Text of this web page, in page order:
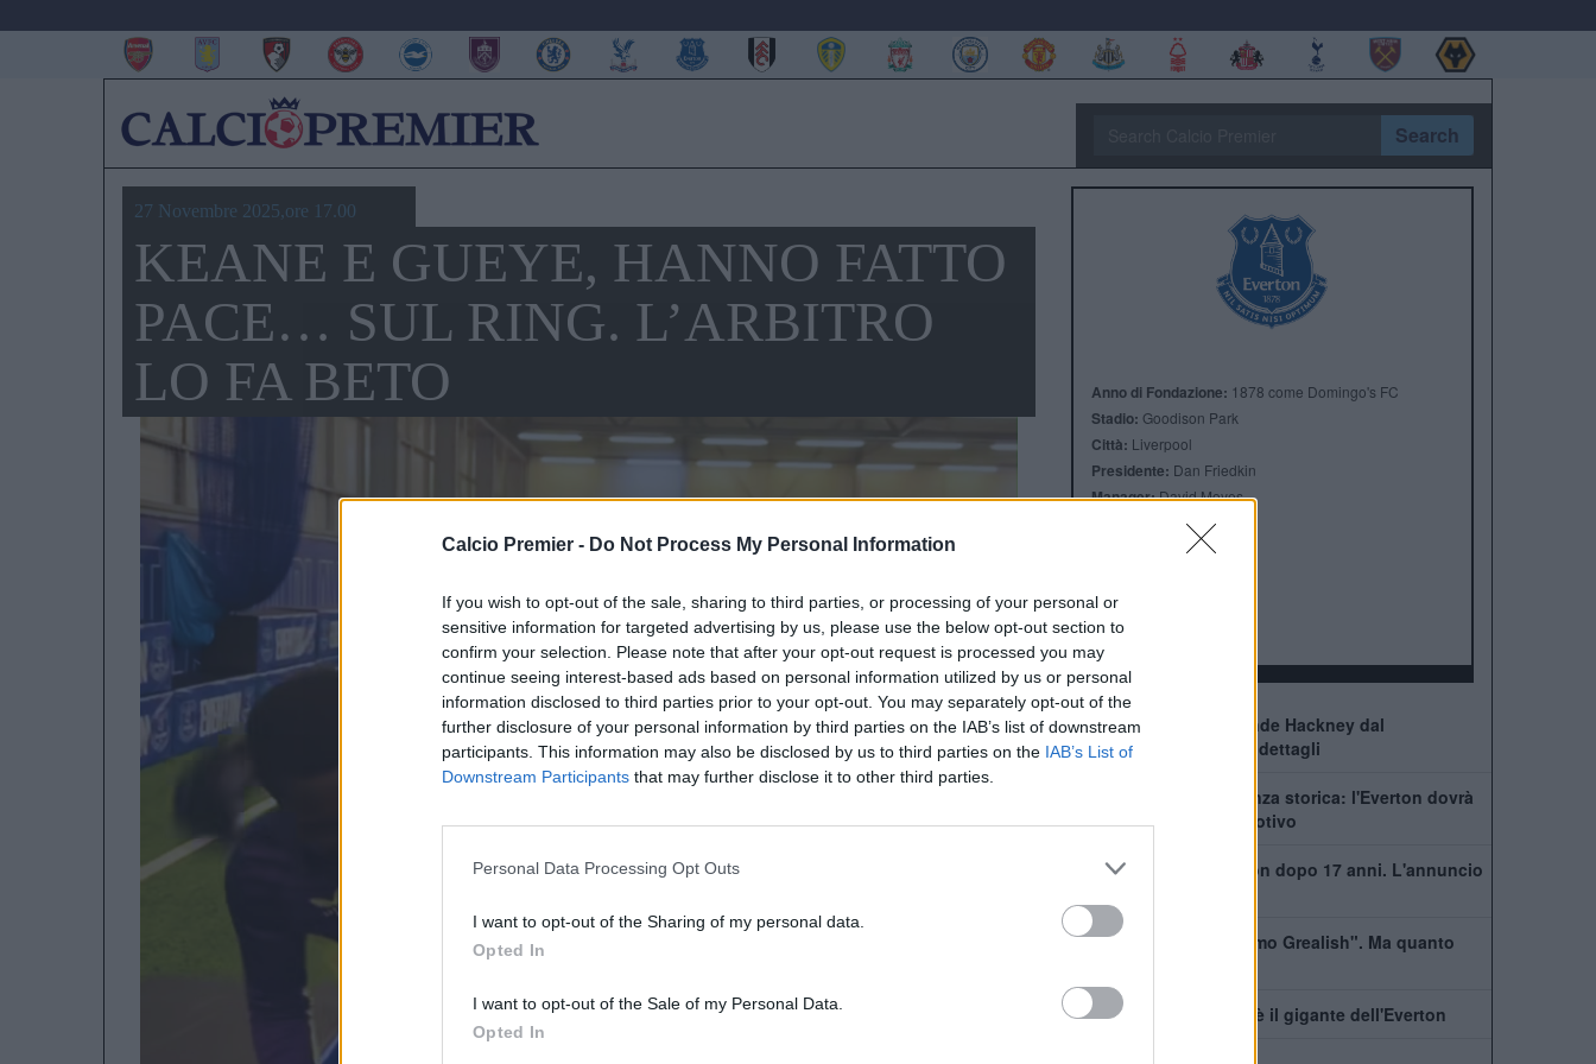
Calcio Premier - Do Not Process My Personal Information
If you wish to opt-out of the sale, sharing to third parties, or processing of your personal or
sensitive information for targeted advertising by us, please use the below opt-out section to
confirm your selection. Please note that after your opt-out request is processed you may
continue seeing interest-based ads based on personal information utilized by us or personal
information disclosed to third parties prior to your opt-out. You may separately opt-out of the
further disclosure of your personal information by third parties on the IAB’s list of downstream
participants. This information may also be disclosed by us to third parties on the IAB’s List of
Downstream Participants that may further disclose it to other third parties.
Personal Data Processing Opt Outs
I want to opt-out of the Sharing of my personal data.
Opted In
I want to opt-out of the Sale of my Personal Data.
Opted In
Search
27 Novembre 2025,ore 17.00
KEANE E GUEYE, HANNO FATTO
PACE… SUL RING. L’ARBITRO
LO FA BETO
Anno di Fondazione: 1878 come Domingo's FC
Stadio: Goodison Park
Città: Liverpool
Presidente: Dan Friedkin
Manager:David Moyes
League Cup:
FA Community Shield:
Ufficiale: l'Everton prende Hackney dal
Middlesbrough, cifre e dettagli
Premier League, sentenza storica: l'Everton dovrà
risarcire il Burnley. Il motivo
Coleman lascia l'Everton dopo 17 anni. L'annuncio
Moyes: "Qui tutti amiamo Grealish". Ma quanto
Barry ferma il City: chi è il gigante dell'Everton